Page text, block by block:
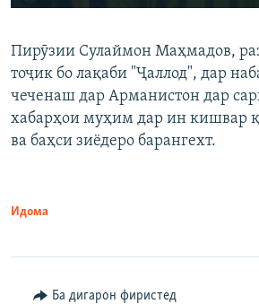
Auto 240p 360p
720p 1080p
Пирӯзии Сулаймон Маҳмадов,
тоҷик бо лақаби "Ҷаллод", дар
чеченаш дар Арманистон дар
хабарҳои муҳим дар ин кишвар
ва баҳси зиёдеро барангехт.
Идома
Ба дигарон фиристед